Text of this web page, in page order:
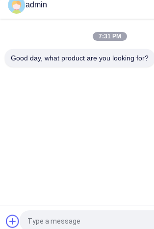
생산 라인에서 금속 오염물질 제거를 위한 150
기 분리기 자기 분리 기계
150kg 전자기 분리기, 단열 카테고리 E와 자동
admin
7:31 PM
Good day, what product are you looking for?